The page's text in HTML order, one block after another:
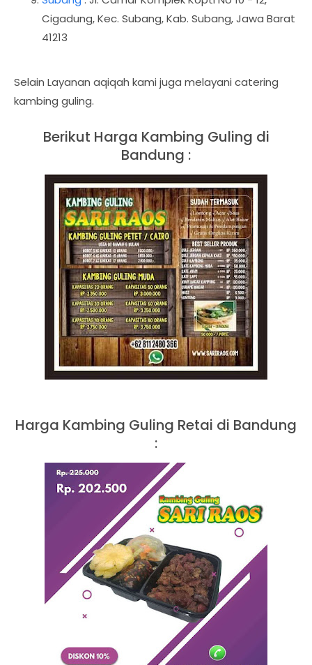
Cigadung, Kec. Subang, Kab. Subang, Jawa Barat
41213
Selain Layanan aqiqah kami juga melayani catering
kambing guling.
Berikut Harga Kambing Guling di
Bandung :
Harga Kambing Guling Retai di Bandung
: